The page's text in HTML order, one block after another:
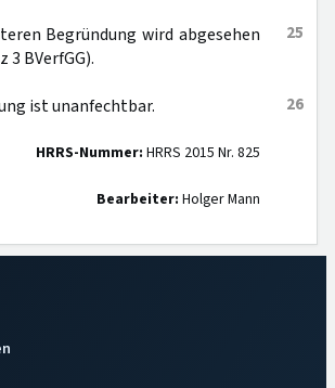
25
Begründung wird abgesehen
3 BVerfGG).
26
ist unanfechtbar.
HRRS-Nummer: HRRS 2015 Nr. 825
Bearbeiter: Holger Mann